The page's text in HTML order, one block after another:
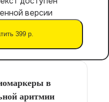
версии
399 р.
в
аритмии